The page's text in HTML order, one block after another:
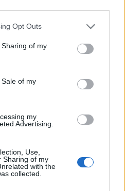
Opt Outs
of my
of my
my
Advertising.
Use,
Sharing of my
with the
collected.
emelkedett. Ennek
különbség a
17 százalékpontosra csökkent.
növelni tudta népszerűségét
hírarchívumához
tartalmazza: